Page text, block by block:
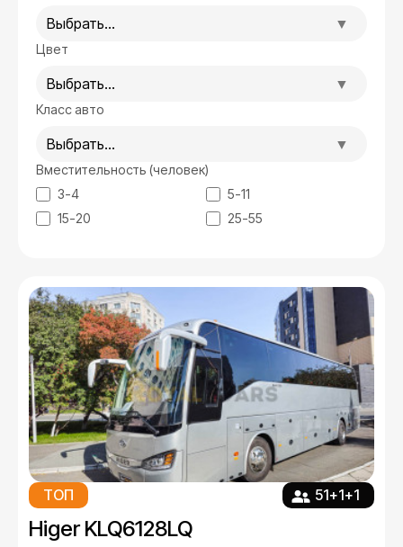
Выбрать...
Цвет
Выбрать...
Класс авто
Выбрать...
Вместительность (человек)
3-4
5-11
15-20
25-55
ТОП 51+1+1
Higer KLQ6128LQ